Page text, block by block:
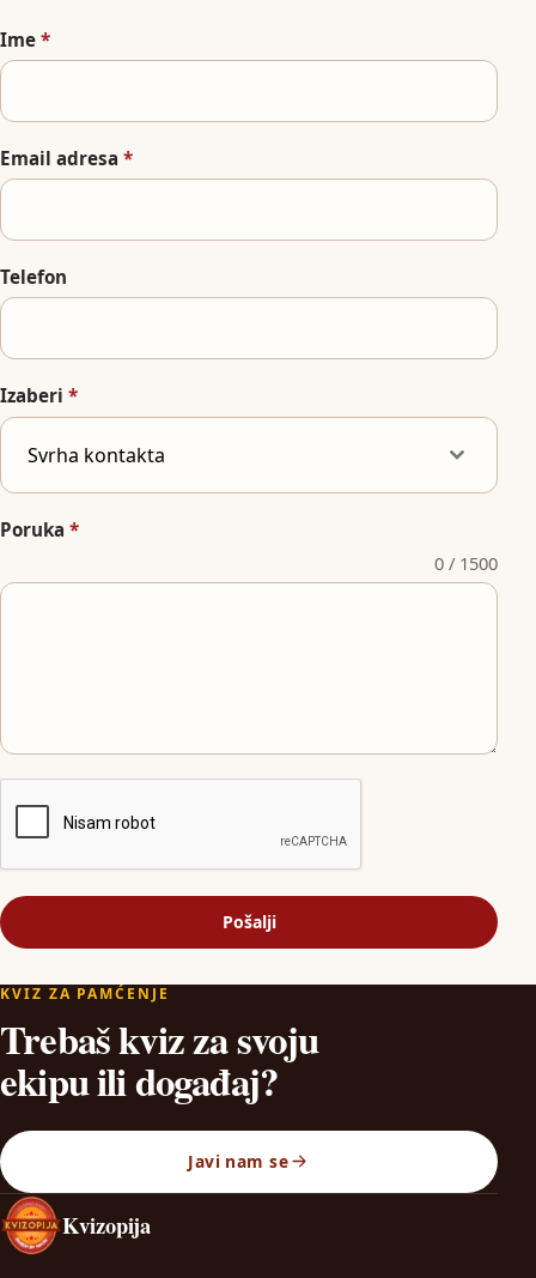
Ime *
Email adresa *
Telefon
Izaberi *
Svrha kontakta
Poruka *
0 / 1500
Pošalji
KVIZ ZA PAMĆENJE
Trebaš kviz za svoju
ekipu ili događaj?
Javi nam se
Kvizopija